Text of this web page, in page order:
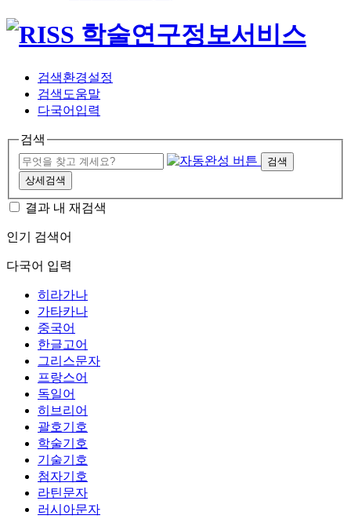
검색환경설정
검색도움말
다국어입력
검색
검색
상세검색
결과 내 재검색
인기 검색어
다국어 입력
히라가나
가타카나
중국어
한글고어
그리스문자
프랑스어
독일어
히브리어
괄호기호
학술기호
기술기호
첨자기호
라틴문자
러시아문자